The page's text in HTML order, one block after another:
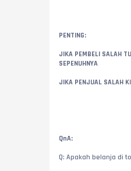
PENTING:
JIKA PEMBELI SALAH
SEPENUHNYA
JIKA PENJUAL SALAH
QnA:
Q: Apakah belanja di